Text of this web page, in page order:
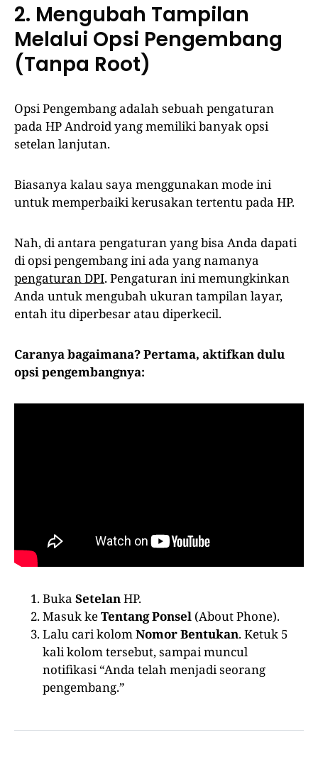
2. Mengubah Tampilan
Melalui Opsi Pengembang
(Tanpa Root)
Opsi Pengembang adalah sebuah pengaturan
pada HP Android yang memiliki banyak opsi
setelan lanjutan.
Biasanya kalau saya menggunakan mode ini
untuk memperbaiki kerusakan tertentu pada HP.
Nah, di antara pengaturan yang bisa Anda dapati
di opsi pengembang ini ada yang namanya
pengaturan DPI. Pengaturan ini memungkinkan
Anda untuk mengubah ukuran tampilan layar,
entah itu diperbesar atau diperkecil.
Caranya bagaimana? Pertama, aktifkan dulu
opsi pengembangnya:
Buka Setelan HP.
Masuk keTentang Ponsel (About Phone).
Lalu cari kolom Nomor Bentukan. Ketuk 5
kali kolom tersebut, sampai muncul
notifikasi “Anda telah menjadi seorang
pengembang.”